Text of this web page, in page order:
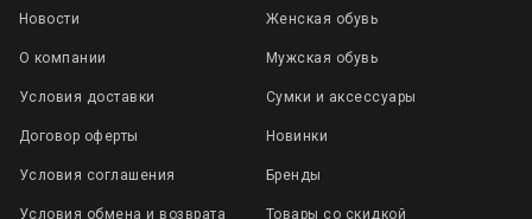
Новости
О компании
Условия доставки
Договор оферты
Условия соглашения
Условия обмена и возврата
Женская обувь
Мужская обувь
Сумки и аксессуары
Новинки
Бренды
Товары со скидкой